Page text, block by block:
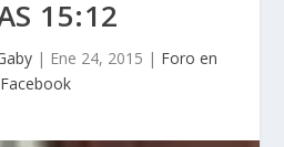
15:12
| Ene 24, 2015 | Foro en
Facebook